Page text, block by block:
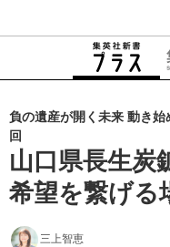
負の遺産が開く未来 動き
回
山口県長生炭
希望を繋げる
三上智恵